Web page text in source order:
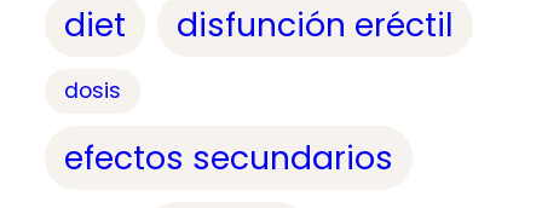
diet disfunción eréctil
dosis
efectos secundarios